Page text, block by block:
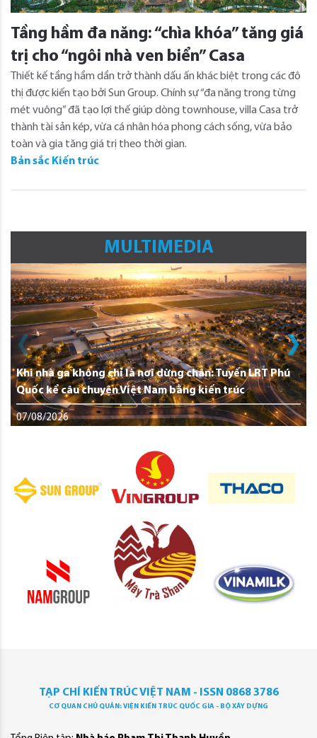
Tầng hầm đa năng: “chìa khóa” tăng giá
trị cho “ngôi nhà ven biển” Casa
Thiết kế tầng hầm dần trở thành dấu ấn khác biệt trong các đô
thị được kiến tạo bởi Sun Group. Chính sự “đa năng trong từng
mét vuông” đã tạo lợi thế giúp dòng townhouse, villa Casa trở
thành tài sản kép, vừa cá nhân hóa phong cách sống, vừa bảo
toàn và gia tăng giá trị theo thời gian.
Bản sắc Kiến trúc
MULTIMEDIA
Khi nhà ga không chỉ là nơi dừng chân: Tuyến LRT Phú
Quốc kể câu chuyện Việt Nam bằng kiến trúc
07/08/2026
TẠP CHÍ KIẾN TRÚC VIỆT NAM - ISSN 0868 3786
CƠ QUAN CHỦ QUẢN: VIỆN KIẾN TRÚC QUỐC GIA - BỘ XÂY DỰNG